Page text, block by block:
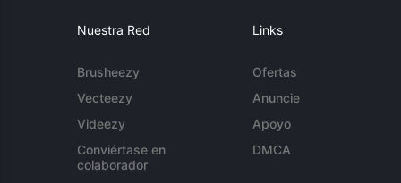
Nuestra Red
Brusheezy
Vecteezy
Videezy
Conviértase en
colaborador
Links
Ofertas
Anuncie
Apoyo
DMCA